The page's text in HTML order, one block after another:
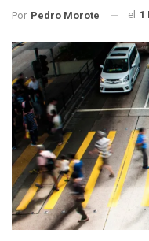
Por Pedro Morote el 1